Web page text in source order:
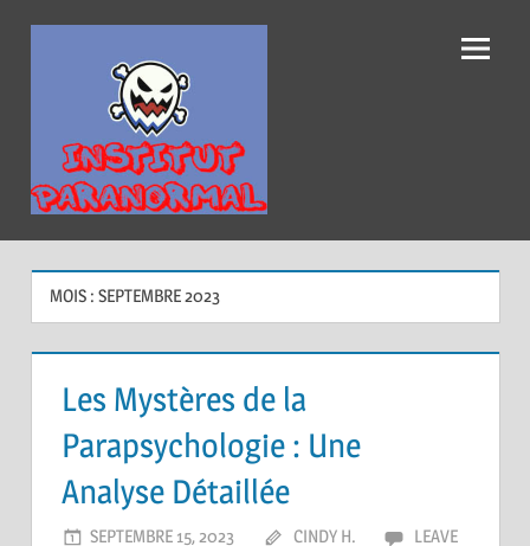
MOIS : SEPTEMBRE 2023
Les Mystères de la
Parapsychologie : Une
Analyse Détaillée
SEPTEMBRE 15, 2023 CINDY H.
LEAVE